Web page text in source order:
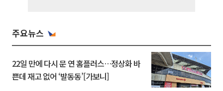
주요뉴스
22일 만에 다시 문 연 홈플러스…정상화 바
쁜데 재고 없어 ‘발동동’[가보니]